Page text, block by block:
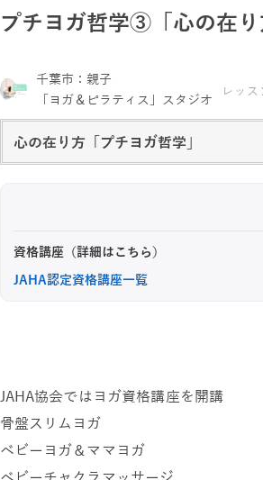
プチヨガ哲学③「心の在
千葉市：親子
「ヨガ＆ピラティス」スタジオ
レッス
心の在り方「プチヨガ哲学」
資格講座（詳細はこちら）
JAHA認定資格講座一覧
JAHA協会ではヨガ資格講座を開講
骨盤スリムヨガ
ベビーヨガ＆ママヨガ